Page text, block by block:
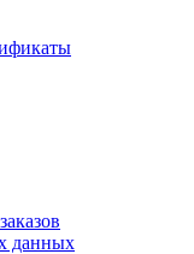
данных